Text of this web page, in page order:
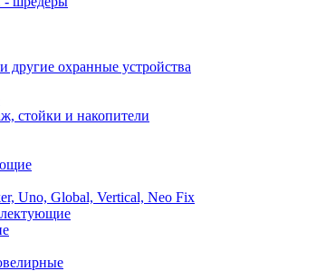
другие охранные устройства
стойки и накопители
Uno, Global, Vertical, Neo Fix